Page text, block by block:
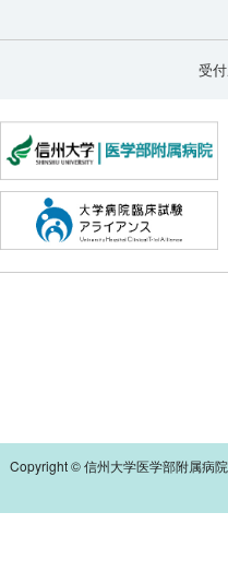
受
Copyright © 信州大学医学部附属病